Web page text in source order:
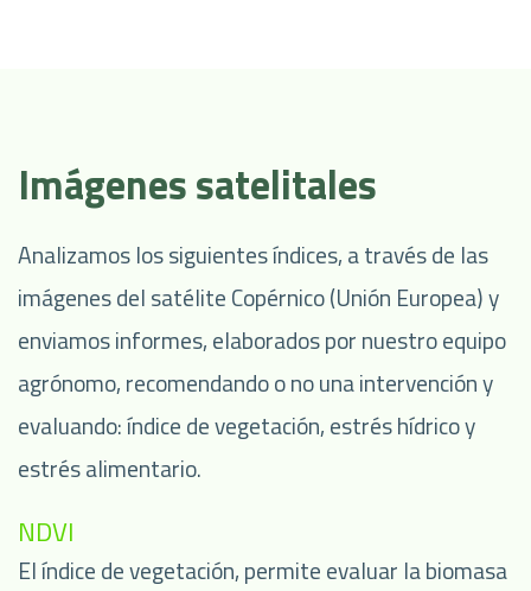
Imágenes satelitales
Analizamos los siguientes índices, a través de las
imágenes del satélite Copérnico (Unión Europea) y
enviamos informes, elaborados por nuestro equipo
agrónomo, recomendando o no una intervención y
evaluando: índice de vegetación, estrés hídrico y
estrés alimentario.
NDVI
El índice de vegetación, permite evaluar la biomasa